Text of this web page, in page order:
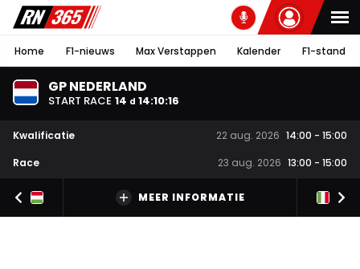
Home F1-nieuws Max Verstappen Kalender F1-stand
GP NEDERLAND
START RACE 14 d 14:10:15
Kwalificatie 22 aug. 2026 14:00 - 15:00
Race
23 aug. 2026 13:00 - 15:00
MEER INFORMATIE